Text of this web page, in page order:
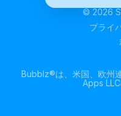
© 2026
プライ
Bubblz®は、米国、欧州
Apps